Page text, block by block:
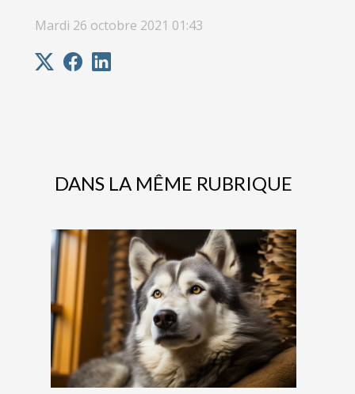
DANS LA MÊME RUBRIQUE
Mardi 26 octobre 2021 01:43